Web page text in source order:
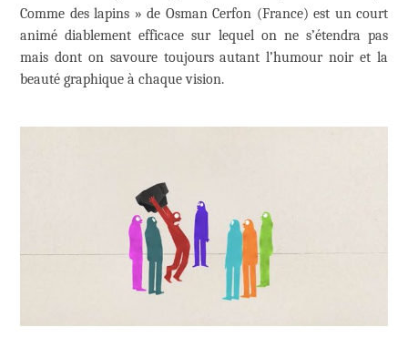
Comme des lapins » de Osman Cerfon (France) est un court
animé diablement efficace sur lequel on ne s’étendra pas
mais dont on savoure toujours autant l’humour noir et la
beauté graphique à chaque vision.